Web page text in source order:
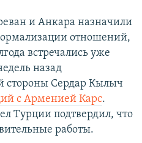
и Анкара назначили
отношений,
встречались уже
назад
стороны Сердар Кылыч
с Арменией Карс.
Турции подтвердил, что
работы.